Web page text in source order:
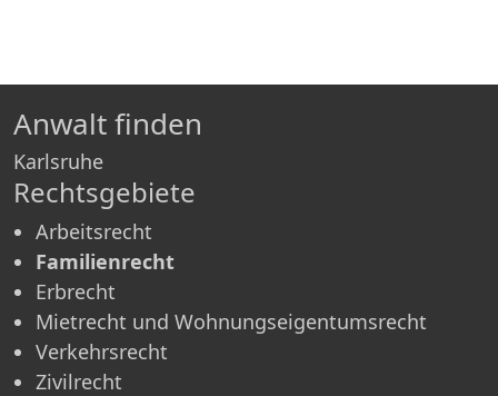
Anwalt finden
Karlsruhe
Rechtsgebiete
Arbeitsrecht
Familienrecht
Erbrecht
Mietrecht und Wohnungseigentumsrecht
Verkehrsrecht
Zivilrecht